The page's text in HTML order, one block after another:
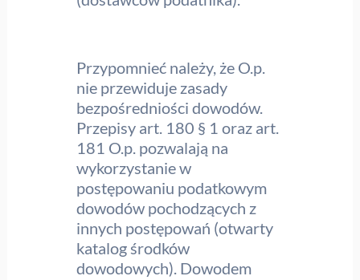
Przypomnieć należy, że O.p.
nie przewiduje zasady
bezpośredniości dowodów.
Przepisy art. 180 § 1 oraz art.
181 O.p. pozwalają na
wykorzystanie w
postępowaniu podatkowym
dowodów pochodzących z
innych postępowań (otwarty
katalog środków
dowodowych). Dowodem